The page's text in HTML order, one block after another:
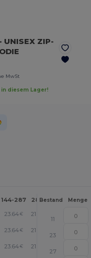
UNISEX ZIP-
MwSt
diesem Lager!
144-287 288 + Mehr
Bestand Menge
23.64€ 21.89
11
23.64€ 21.89
23
23.64€ 21.89
27